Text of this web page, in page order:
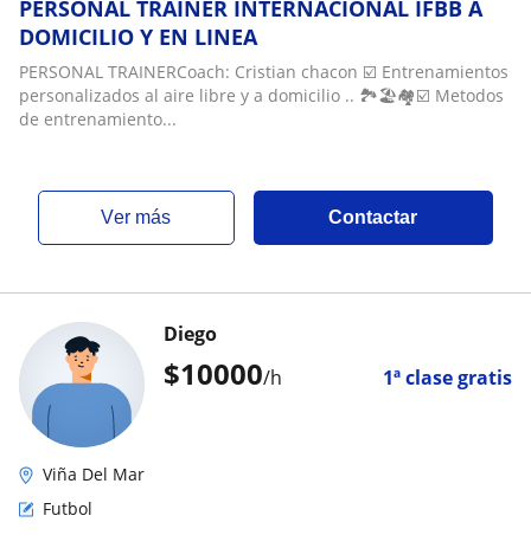
PERSONAL TRAINER INTERNACIONAL IFBB A
DOMICILIO Y EN LINEA
PERSONAL TRAINERCoach: Cristian chacon ☑️ Entrenamientos
personalizados al aire libre y a domicilio .. 🏞️🏖️🏘️☑️ Metodos
de entrenamiento...
ver más Contactar
$10000/h 1ª clase gratis
Diego
Viña Del Mar
Futbol